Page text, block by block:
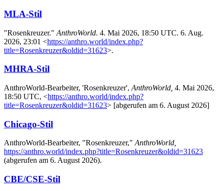
MLA-Stil
"Rosenkreuzer." AnthroWorld. 4. Mai 2026, 18:50 UTC. 6. Aug.
2026, 23:01 <https://anthro.world/index.php?
title=Rosenkreuzer&oldid=31623>.
MHRA-Stil
AnthroWorld-Bearbeiter, 'Rosenkreuzer', AnthroWorld, 4. Mai 2026,
18:50 UTC, <https://anthro.world/index.php?
title=Rosenkreuzer&oldid=31623> [abgerufen am 6. August 2026]
Chicago-Stil
AnthroWorld-Bearbeiter, "Rosenkreuzer," AnthroWorld,
https://anthro.world/index.php?title=Rosenkreuzer&oldid=31623
(abgerufen am 6. August 2026).
CBE/CSE-Stil